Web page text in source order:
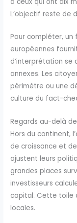
L’objectif reste de
Pour compléter, un
européennes
d’interprétation se
annexes. Les
périmètre ou une
culture du fact-
Regards au-delà de
Hors du continent,
de croissance et
ajustent leurs
grandes places
investisseurs
capital. Cette toile
locales.